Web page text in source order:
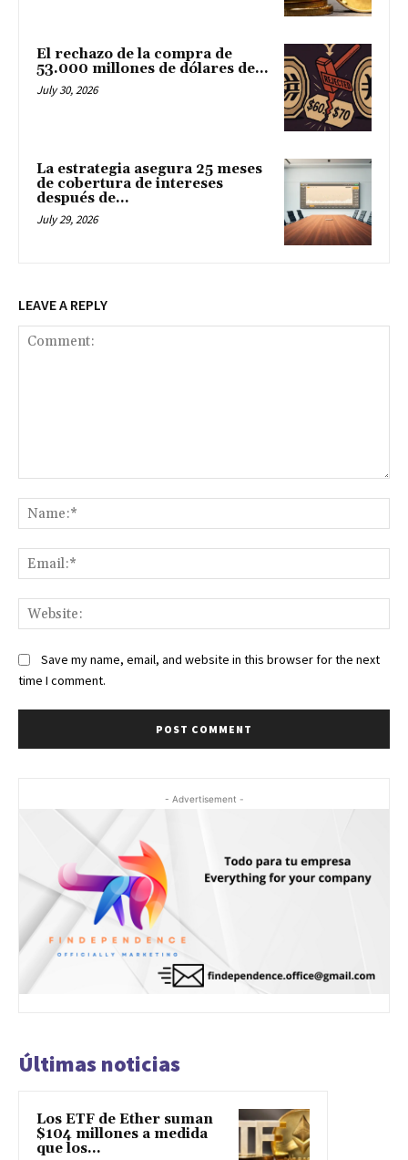
El rechazo de la compra de
53.000 millones de dólares de...
July 30, 2026
La estrategia asegura 25 meses
de cobertura de intereses
después de...
July 29, 2026
LEAVE A REPLY
Save my name, email, and website in this browser for the next
time I comment.
- Advertisement -
Últimas noticias
Los ETF de Ether suman
$104 millones a medida
que los...